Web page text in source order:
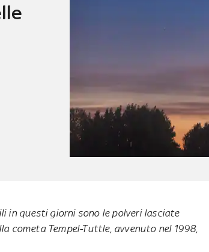
in questi giorni sono le polveri lasciate
cometa Tempel-Tuttle, avvenuto nel 1998,